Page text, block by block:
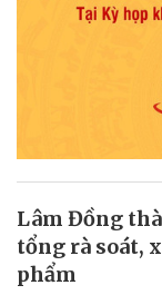
Lâm Đồng
tổng rà soát,
phẩm